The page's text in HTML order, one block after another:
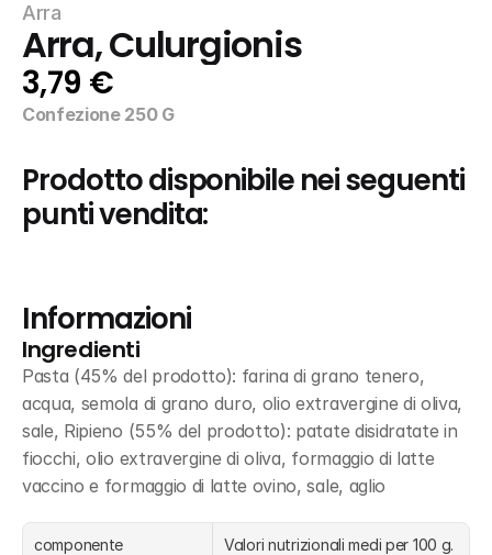
Arra
Arra, Culurgionis
3,79 €
Confezione 250 G
Prodotto disponibile nei seguenti
punti vendita:
Informazioni
Ingredienti
Pasta (45% del prodotto): farina di grano tenero,
acqua, semola di grano duro, olio extravergine di oliva,
sale, Ripieno (55% del prodotto): patate disidratate in
fiocchi, olio extravergine di oliva, formaggio di latte
vaccino e formaggio di latte ovino, sale, aglio
componente Valori nutrizionali medi per 100 g.